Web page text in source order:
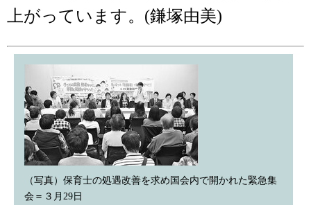
上がっています。(鎌塚由美)
（写真）保育士の処遇改善を求め国会内で開かれた緊急集
会＝３月29日